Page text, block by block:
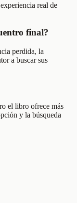
real de
final?
perdida, la
a buscar sus
el libro ofrece más
y la búsqueda